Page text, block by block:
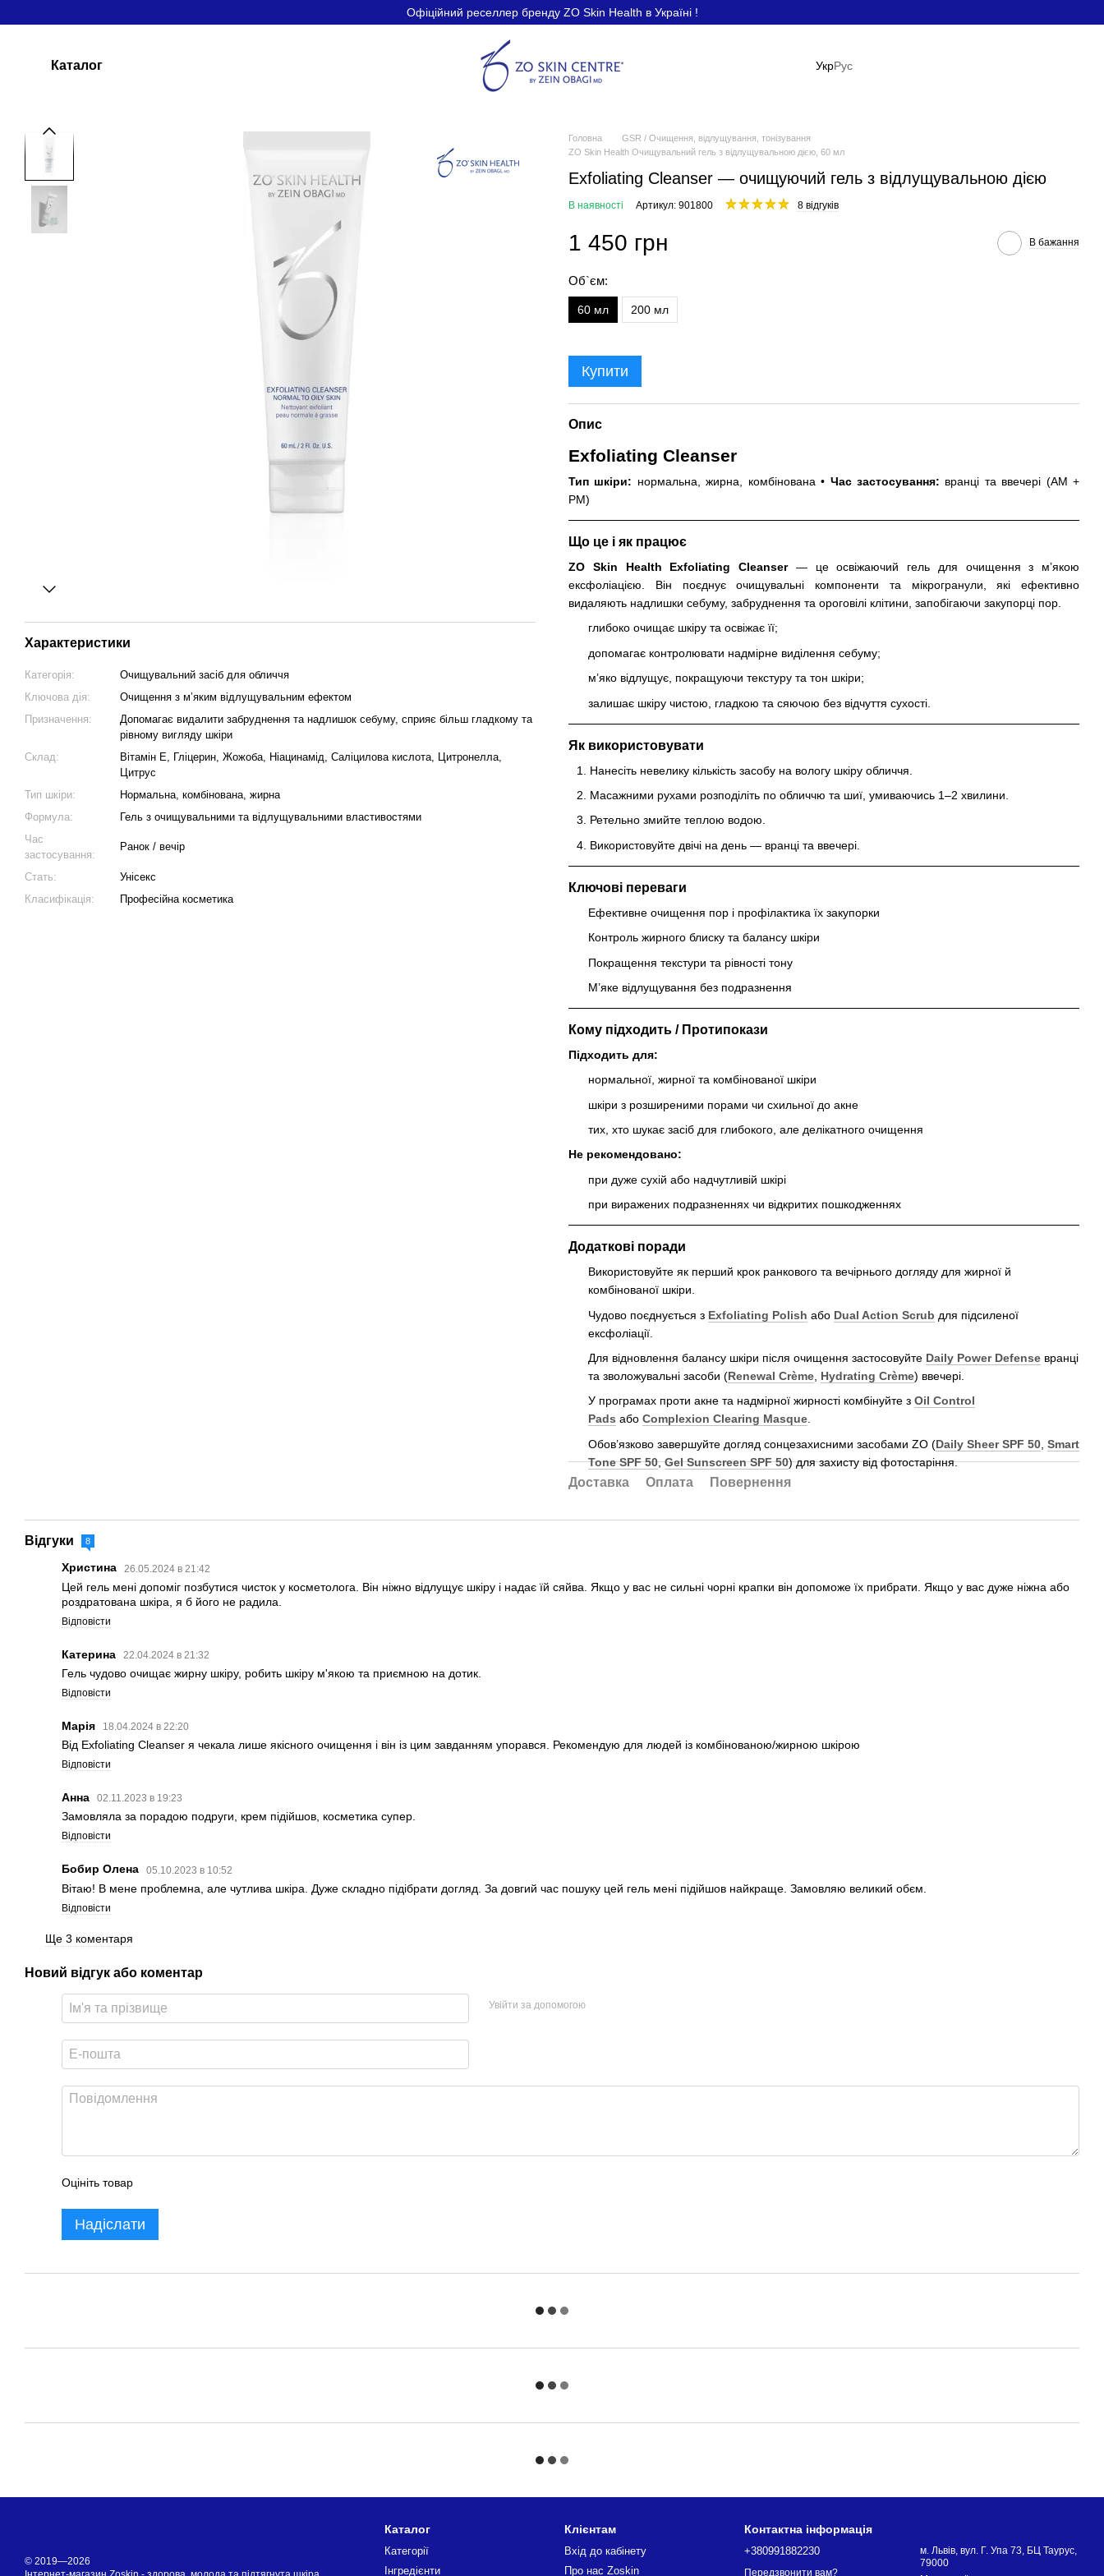
Офіційний реселлер бренду ZO Skin Health в Україні !
Каталог УкрРус
Характеристики
Категорія:
Очищувальний засіб для обличчя
Ключова дія:
Очищення з м’яким відлущувальним ефектом
Призначення:
Допомагає видалити забруднення та надлишок себуму, сприяє більш гладкому та
рівному вигляду шкіри
Склад:
Вітамін E, Гліцерин, Жожоба, Ніацинамід, Саліцилова кислота, Цитронелла,
Цитрус
Тип шкіри:
Нормальна, комбінована, жирна
Формула:
Гель з очищувальними та відлущувальними властивостями
Час
застосування:
Ранок / вечір
Стать:
Унісекс
Класифікація:
Професійна косметика
Головна
GSR / Очищення, відлущування, тонізування
ZO Skin Health Очищувальний гель з відлущувальною дією, 60 мл
Exfoliating Cleanser — очищуючий гель з відлущувальною дією
В наявності Артикул: 901800 8 відгуків
1 450 грн В бажання
Об`єм:
60 мл 200 мл
Купити
Опис
Exfoliating Cleanser
Тип шкіри: нормальна, жирна, комбінована • Час застосування: вранці та ввечері (AM +
PM)
Що це і як працює
ZO Skin Health Exfoliating Cleanser— це освіжаючий гель для очищення з м’якою
ексфоліацією. Він поєднує очищувальні компоненти та мікрогранули, які ефективно
видаляють надлишки себуму, забруднення та ороговілі клітини, запобігаючи закупорці пор.
глибоко очищає шкіру та освіжає її;
допомагає контролювати надмірне виділення себуму;
м’яко відлущує, покращуючи текстуру та тон шкіри;
залишає шкіру чистою, гладкою та сяючою без відчуття сухості.
Як використовувати
Нанесіть невелику кількість засобу на вологу шкіру обличчя.
Масажними рухами розподіліть по обличчю та шиї, умиваючись 1–2 хвилини.
Ретельно змийте теплою водою.
Використовуйте двічі на день — вранці та ввечері.
Ключові переваги
Ефективне очищення пор і профілактика їх закупорки
Контроль жирного блиску та балансу шкіри
Покращення текстури та рівності тону
М’яке відлущування без подразнення
Кому підходить / Протипокази
Підходить для:
нормальної, жирної та комбінованої шкіри
шкіри з розширеними порами чи схильної до акне
тих, хто шукає засіб для глибокого, але делікатного очищення
Не рекомендовано:
при дуже сухій або надчутливій шкірі
при виражених подразненнях чи відкритих пошкодженнях
Додаткові поради
Використовуйте як перший крок ранкового та вечірнього догляду для жирної й
комбінованої шкіри.
Чудово поєднується з Exfoliating Polish або Dual Action Scrub для підсиленої
ексфоліації.
Для відновлення балансу шкіри після очищення застосовуйте Daily Power Defense вранці
та зволожувальні засоби (Renewal Crème Hydrating Crème) ввечері.
У програмах проти акне та надмірної жирності комбінуйте з Oil Control
Pads або Complexion Clearing Masque.
Обов’язково завершуйте догляд сонцезахисними засобами ZO (Daily Sheer SPF 50 Smart
Tone SPF 50,Gel Sunscreen SPF 50) для захисту від фотостаріння.
Доставка Оплата Повернення
Відгуки 8
Христина 26.05.2024 в 21:42
Цей гель мені допоміг позбутися чисток у косметолога. Він ніжно відлущує шкіру і надає їй сяйва. Якщо у вас не сильні чорні крапки він допоможе їх прибрати. Якщо у вас дуже ніжна або
роздратована шкіра, я б його не радила.
Відповісти
Катерина 22.04.2024 в 21:32
Гель чудово очищає жирну шкіру, робить шкіру м'якою та приємною на дотик.
Відповісти
Марія 18.04.2024 в 22:20
Від Exfoliating Cleanser я чекала лише якісного очищення і він із цим завданням упорався. Рекомендую для людей із комбінованою/жирною шкірою
Відповісти
Анна 02.11.2023 в 19:23
Замовляла за порадою подруги, крем підійшов, косметика супер.
Відповісти
Бобир Олена 05.10.2023 в 10:52
Вітаю! В мене проблемна, але чутлива шкіра. Дуже складно підібрати догляд. За довгий час пошуку цей гель мені підійшов найкраще. Замовляю великий обєм.
Відповісти
Ще 3 коментаря
Новий відгук або коментар
Увійти за допомогою
Оцініть товар
Надіслати
© 2019—2026
Каталог
Категорії
Інгредієнти
Клієнтам
Вхід до кабінету
Про нас Zoskin
Контактна інформація
+380991882230
Передзвонити вам?
м. Львів, вул. Г. Упа 73, БЦ Таурус,
79000